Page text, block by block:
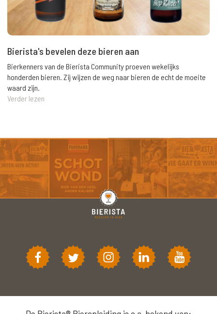
Bierista's bevelen deze bieren aan
Bierkenners van de Bierista Community proeven wekelijks
honderden bieren. Zij wijzen de weg naar bieren de echt de moeite
waard zijn.
Verder lezen